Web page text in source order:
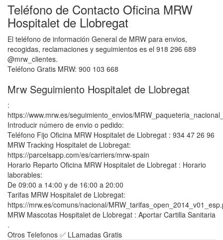
Teléfono de Contacto Oficina MRW
Hospitalet de Llobregat
El teléfono de información General de MRW para envios,
recogidas, reclamaciones y seguimientos es el 918 296 689
@mrw_clientes.
Teléfono Gratis MRW: 900 103 668
Mrw Seguimiento Hospitalet de Llobregat
:
https://www.mrw.es/seguimiento_envios/
Introducir número de envio o pedido:
Teléfono Fijo Oficina MRW Hospitalet de Llobregat : 934 47 26 96
MRW Tracking Hospitalet de Llobregat:
https://parcelsapp.com/es/carriers/mrw-spain
Horario Reparto Oficina MRW Hospitalet de Llobregat : Horario
laborables:
De 09:00 a 14:00 y de 16:00 a 20:00
Tarifas MRW Hospitalet de Llobregat:
https://mrw.es/comuns/nacional/
MRW Mascotas Hospitalet de Llobregat : Aportar Cartilla Sanitaria
.
Otros Telefonos ✅ LLamadas Gratis